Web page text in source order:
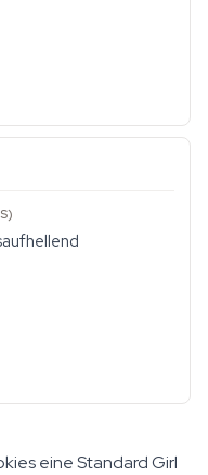
eine Standard Girl